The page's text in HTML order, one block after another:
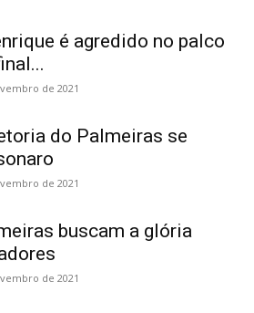
é agredido no palco
de 2021
do Palmeiras se
de 2021
buscam a glória
de 2021